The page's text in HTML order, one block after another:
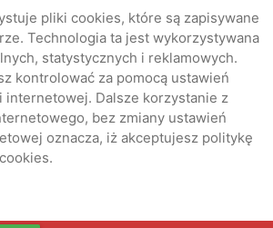
pliki cookies, które są zapisywane
Technologia ta jest wykorzystywana
statystycznych i reklamowych.
kontrolować za pomocą ustawień
internetowej. Dalsze korzystanie z
bez zmiany ustawień
oznacza, iż akceptujesz politykę